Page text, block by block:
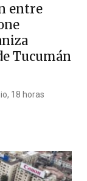
entre
Tucumán
18 horas